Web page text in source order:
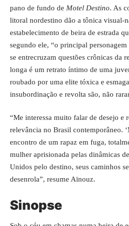
pano de fundo de Motel Destino. As
litoral nordestino dão a tônica visual-
estabelecimento de beira de estrada
segundo ele, “o principal
se entrecruzam questões crônicas da
longa é um retrato íntimo de uma
roubado por uma elite tóxica e
insubordinação e revolta são, não
“Me interessa muito falar de desejo e
relevância no Brasil contemporâneo.
encontro de um rapaz em fuga,
mulher aprisionada pelas dinâmicas
Unidos pelo destino, seus caminhos
desenrola”, resume Aïnouz.
Sinopse